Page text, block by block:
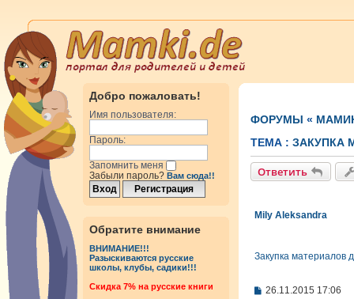
Добро пожаловать!
Имя пользователя:
Пароль:
Запомнить меня
Забыли пароль? Вам сюда!!
Обратите внимание
ВНИМАНИЕ!!!
Разыскиваются русские
школы, клубы, садики!!!
Cкидка 7% на русские книги
ФОРУМЫ «
ТЕМА : ЗАКУПКА
Ответить
Mily Aleksandra
Закупка материалов
С
26.11.2015 17:06